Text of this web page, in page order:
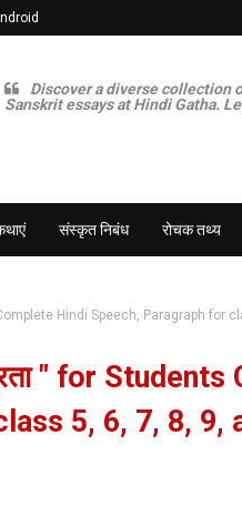
Discover a diverse collection
Sanskrit essays at Hindi Gatha.
संस्कृत निबंध रोचक तथ्य
Hindi Speech, Paragraph for
" for Students
5, 6, 7, 8, 9,